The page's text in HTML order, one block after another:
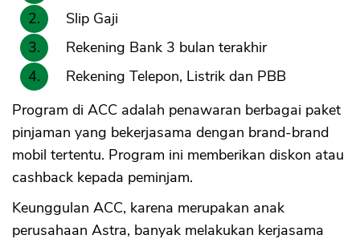
Slip Gaji
Rekening Bank 3 bulan terakhir
Rekening Telepon, Listrik dan PBB
Program di ACC adalah penawaran berbagai paket
pinjaman yang bekerjasama dengan brand-brand
mobil tertentu. Program ini memberikan diskon atau
cashback kepada peminjam.
Keunggulan ACC, karena merupakan anak
perusahaan Astra, banyak melakukan kerjasama